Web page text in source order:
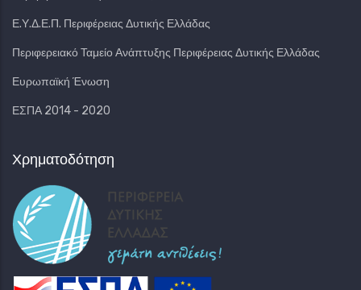
Ε.Υ.Δ.Ε.Π. Περιφέρειας Δυτικής Ελλάδας
Περιφερειακό Ταμείο Ανάπτυξης Περιφέρειας Δυτικής Ελλάδας
Ευρωπαϊκή Ένωση
ΕΣΠΑ 2014 - 2020
Χρηματοδότηση